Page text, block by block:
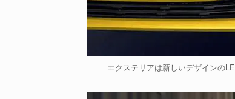
エクステリアは新しいデザインの